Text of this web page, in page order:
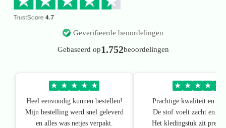
Geverifieerde beoordelingen
Gebaseerd op1.752beoordelingen
★ ★ ★ ★ ★
Heel eenvoudig kunnen bestellen!
Mijn bestelling werd snel geleverd
en alles was netjes verpakt.
★ ★ ★ ★ ★
Prachtige kwaliteit en
De stof voelt zacht en
Het kledingstuk zit